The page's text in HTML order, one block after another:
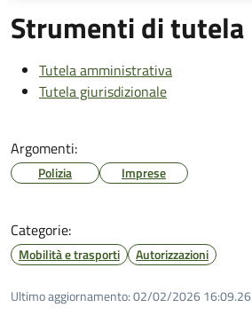
Strumenti di tutela
Tutela amministrativa
Tutela giurisdizionale
Argomenti:
Polizia Imprese
Categorie:
Mobilità e trasporti Autorizzazioni
Ultimo aggiornamento:02/02/2026 16:09.26